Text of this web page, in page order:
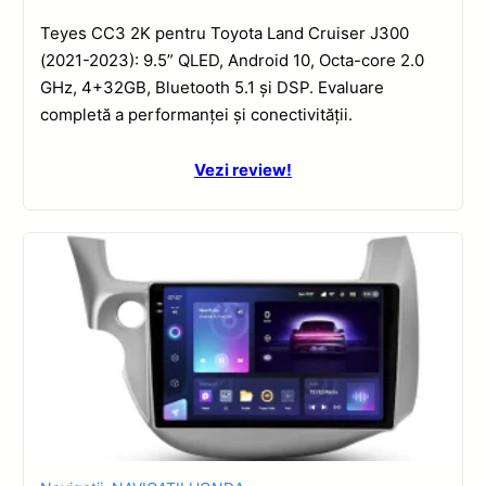
Teyes CC3 2K pentru Toyota Land Cruiser J300
(2021-2023): 9.5” QLED, Android 10, Octa-core 2.0
GHz, 4+32GB, Bluetooth 5.1 și DSP. Evaluare
completă a performanței și conectivității.
Vezi review!